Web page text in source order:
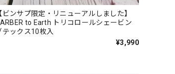
ビンサプ限定・リニューアルしました】
to Earth トリコロールシェービン
テックス10枚入
¥3,990